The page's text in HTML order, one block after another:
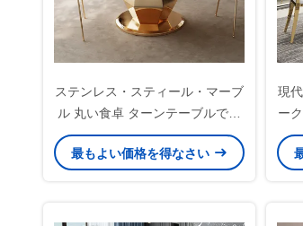
ステンレス・スティール・マーブ
ル 丸い食卓 ターンテーブルで磨
き
最もよい価格を得なさい
現
ー